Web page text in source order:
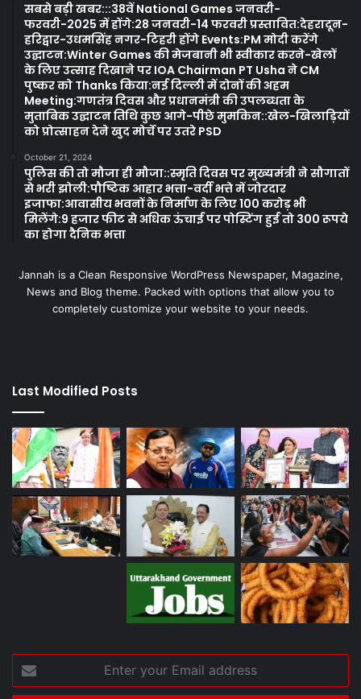
सबसे बड़ी खबर:::38वें National Games जनवरी-
फरवरी-2025 में होंगे:28 जनवरी-14 फरवरी प्रस्तावित:देहरादून-
हरिद्वार-उधमसिंह नगर-टिहरी होंगे Events:PM मोदी करेंगे
उद्घाटन:Winter Games की मेजबानी भी स्वीकार करने-खेलों
के लिए उत्साह दिखाने पर IOA Chairman PT Usha ने CM
पुष्कर को Thanks किया:नई दिल्ली में दोनों की अहम
Meeting:गणतंत्र दिवस और प्रधानमंत्री की उपलब्धता के
मुताबिक उद्घाटन तिथि कुछ आगे-पीछे मुमकिन::खेल-खिलाड़ियों
को प्रोत्साहन देने खुद मोर्चे पर उतरे PSD
October 21, 2024
पुलिस की तो मौजा ही मौजा::स्मृति दिवस पर मुख्यमंत्री ने सौगातों
से भरी झोली:पौष्टिक आहार भत्ता-वर्दी भत्ते में जोरदार
इजाफा:आवासीय भवनों के निर्माण के लिए 100 करोड़ भी
मिलेंगे:9 हजार फीट से अधिक ऊंचाई पर पोस्टिंग हुई तो 300 रूपये
का होगा दैनिक भत्ता
Jannah is a Clean Responsive WordPress Newspaper, Magazine,
News and Blog theme. Packed with options that allow you to
completely customize your website to your needs.
Last Modified Posts
your
Email